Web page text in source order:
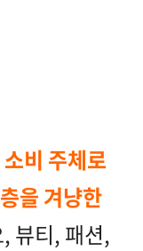
비 주체로
을 겨냥한
뷰티, 패션,